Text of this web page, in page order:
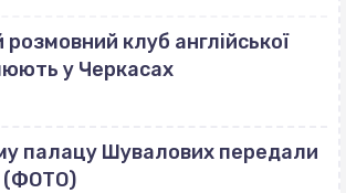
клуб англійської
у Черкасах
палацу Шувалових передали
(ФОТО)